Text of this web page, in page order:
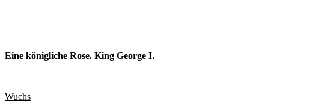
Eine königliche Rose. King George I.
Wuchs